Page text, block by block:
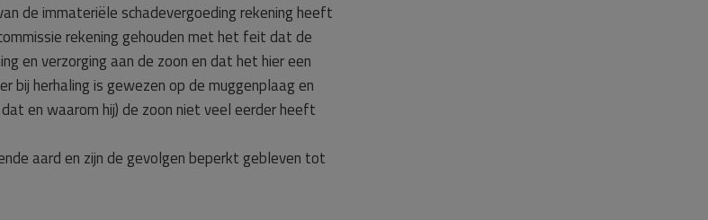
de immateriële schadevergoeding rekening heeft
rekening gehouden met het feit dat de
en verzorging aan de zoon en dat het hier een
herhaling is gewezen op de muggenplaag en
en waarom hij) de zoon niet veel eerder heeft
aard en zijn de gevolgen beperkt gebleven tot